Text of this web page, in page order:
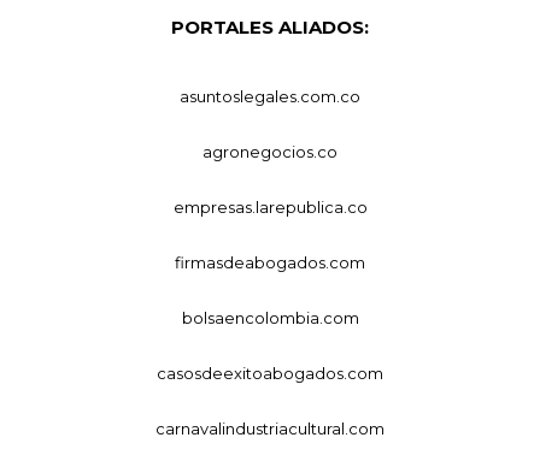
PORTALES ALIADOS:
asuntoslegales.com.co
agronegocios.co
empresas.larepublica.co
firmasdeabogados.com
bolsaencolombia.com
casosdeexitoabogados.com
carnavalindustriacultural.com